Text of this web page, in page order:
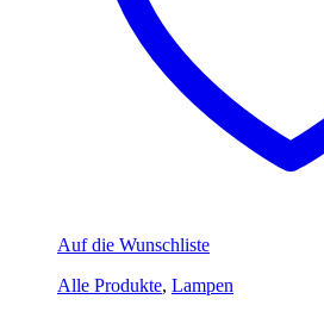
Auf die Wunschliste
Alle Produkte, Lampen